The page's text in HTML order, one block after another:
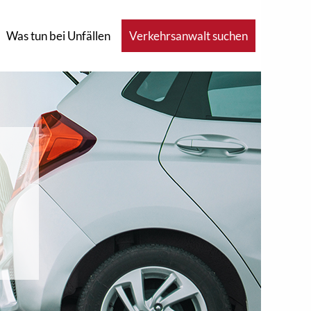
Was tun bei Unfällen Verkehrsanwalt suchen